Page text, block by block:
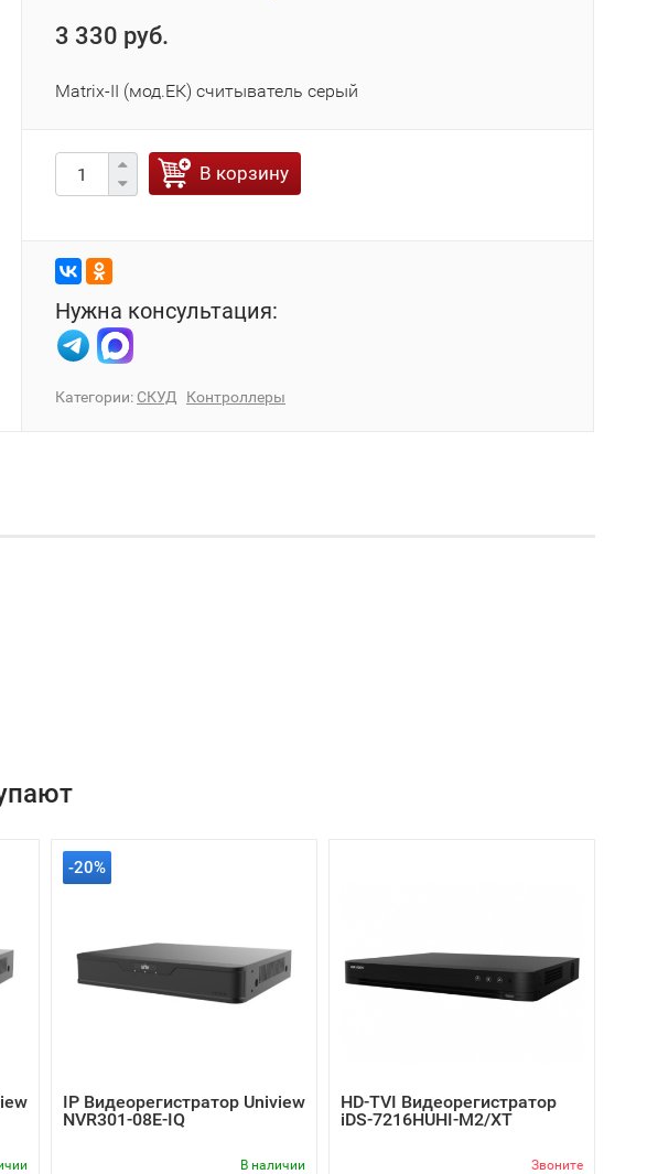
3 330 руб.
Matrix-II (мод.ЕК) считыватель серый
В корзину
Нужна консультация:
Категории: СКУД Контроллеры
-20%
IP Видеорегистратор Uniview
NVR301-08E-IQ
В наличии
HD-TVI Видеорегистратор
iDS-7216HUHI-M2/XT
Звоните